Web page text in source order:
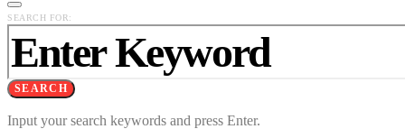
SEARCH FOR:
SEARCH
Input your search keywords and press Enter.